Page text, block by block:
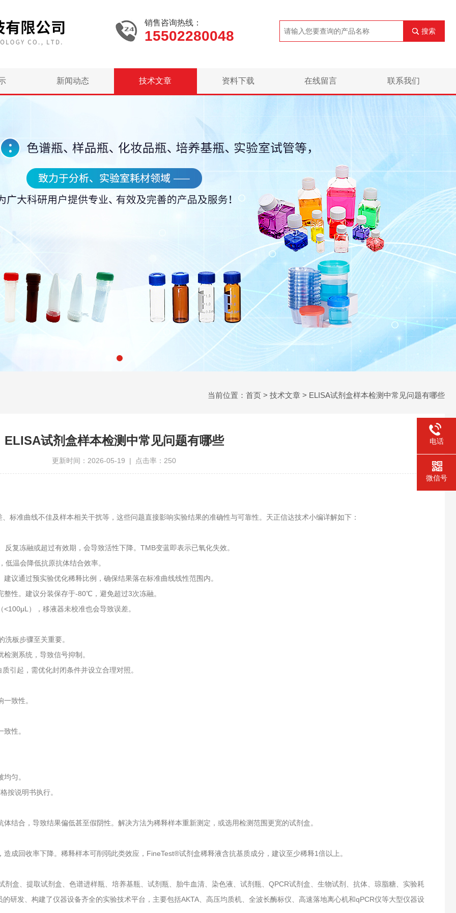
销售咨询热线：
15502280048 搜索
新闻动态 技术文章 资料下载 在线留言 联系我们
当前位置： 首页 > 技术文章 > ELISA试剂盒样本检测中常见问题有哪些
ELISA试剂盒样本检测中常见问题有哪些
更新时间：2026-05-19 | 点击率：250
准曲线不佳及样本相关干扰等，这些问题直接影响实验结果的准确性与可靠性。天正信达技术小编详解如下：
冻融或超过有效期，会导致活性下降。TMB变蓝即表示已氧化失效。
温会降低抗原抗体结合效率。
通过预实验优化稀释比例，确保结果落在标准曲线线性范围内。
性。建议分装保存于-80℃，避免超过3次冻融。
），移液器未校准也会导致误差。
板步骤至关重要。
测系统，导致信号抑制。
起，需优化封闭条件并设立合理对照。
致性。
性。
匀。
按说明书执行。
合，导致结果偏低甚至假阴性。解决方法为稀释样本重新测定，或选用检测范围更宽的试剂盒。
回收率下降。稀释样本可削弱此类效应，FineTest®试剂盒稀释液含抗基质成分，建议至少稀释1倍以上。
盒、提取试剂盒、色谱进样瓶、培养基瓶、试剂瓶、胎牛血清、染色液、试剂瓶、QPCR试剂盒、生物试剂、抗体、琼脂糖、实验耗
研发、构建了仪器设备齐全的实验技术平台，主要包括AKTA、高压均质机、全波长酶标仪、高速落地离心机和qPCR仪等大型仪器设
电话
微信号